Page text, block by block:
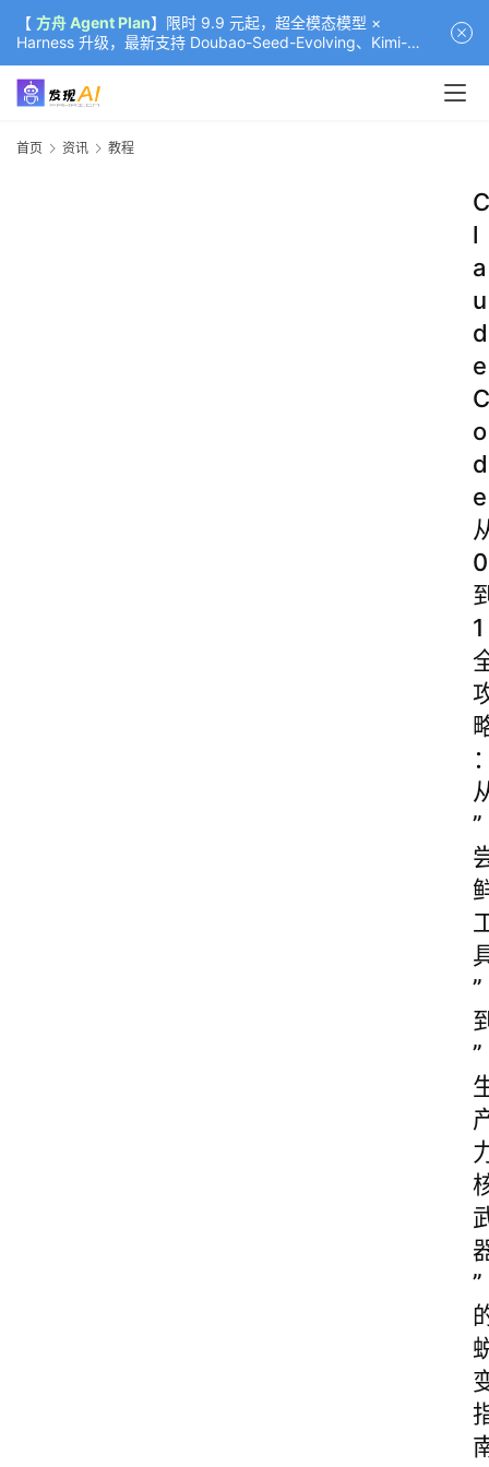
【 方舟 Agent Plan】限时 9.9 元起，超全模态模型 ×
Harness 升级，最新支持 Doubao-Seed-Evolving、Kimi-
K3（部分）、GLM-5.2
首页 资讯 教程
C
l
a
u
d
e
C
o
d
e
0
1
”
”
”
”